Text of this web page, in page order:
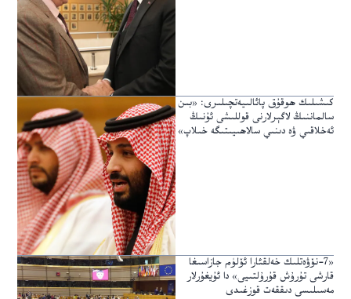
كىشىلىك ھوقۇق پائالىيەتچىلىرى: «بىن
سالماننىڭ لاگېرلارنى قوللىشى ئۇنىڭ
ئەخلاقىي ۋە دىنىي سالاھىيىتىگە خىلاپ»
«7-نۆۋەتلىك خەلقئارا ئۆلۈم جازاسىغا
قارشى تۇرۇش قۇرۇلتىيى» دا ئۇيغۇرلار
مەسىلىسى دىققەت قوزغىدى